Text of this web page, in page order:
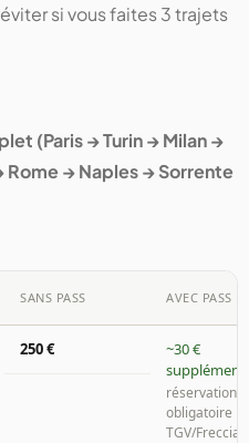
si vous faites 3 trajets
(Paris → Turin → Milan →
Rome → Naples → Sorrente
SANS PASS AVEC PASS
250 €
~30 €
réservation
obligatoire
TGV/